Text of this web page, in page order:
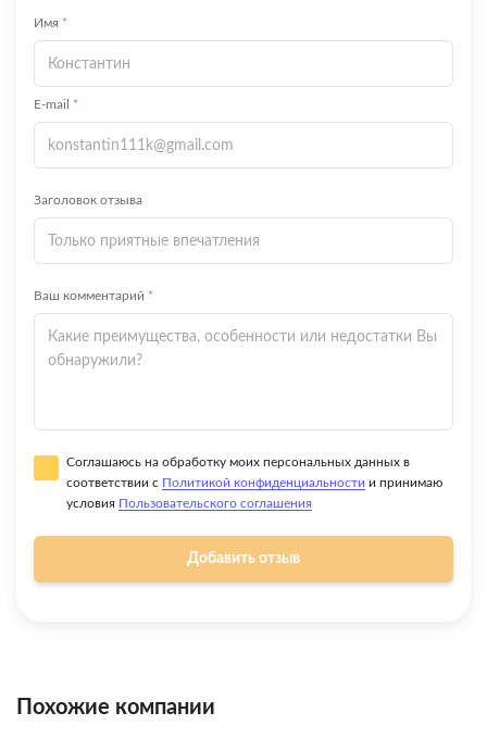
Похожие компании
Имя *
E-mail *
Заголовок отзыва
Ваш комментарий *
Соглашаюсь на обработку моих персональных данных в
соответствии с Политикой конфиденциальности и принимаю
условия Пользовательского соглашения
Добавить отзыв